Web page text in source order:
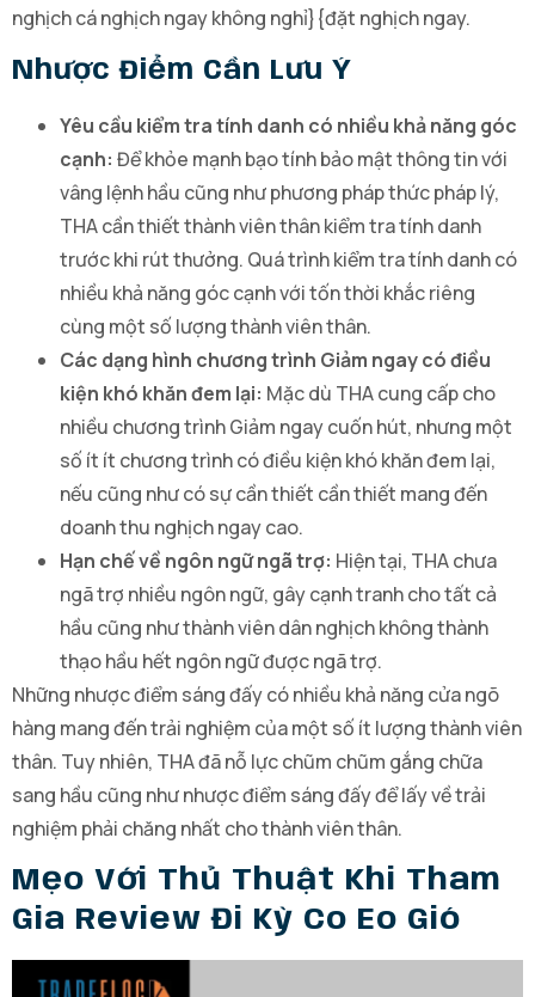
nghịch cá nghịch ngay không nghỉ}{đặt nghịch ngay.
Nhược Điểm Cần Lưu Ý
Yêu cầu kiểm tra tính danh có nhiều khả năng góc
cạnh: Để khỏe mạnh bạo tính bảo mật thông tin với
vâng lệnh hầu cũng như phương pháp thức pháp lý,
THA cần thiết thành viên thân kiểm tra tính danh
trước khi rút thưởng. Quá trình kiểm tra tính danh có
nhiều khả năng góc cạnh với tốn thời khắc riêng
cùng một số lượng thành viên thân.
Các dạng hình chương trình Giảm ngay có điều
kiện khó khăn đem lại: Mặc dù THA cung cấp cho
nhiều chương trình Giảm ngay cuốn hút, nhưng một
số ít ít chương trình có điều kiện khó khăn đem lại,
nếu cũng như có sự cần thiết cần thiết mang đến
doanh thu nghịch ngay cao.
Hạn chế về ngôn ngữ ngã trợ: Hiện tại, THA chưa
ngã trợ nhiều ngôn ngữ, gây cạnh tranh cho tất cả
hầu cũng như thành viên dân nghịch không thành
thạo hầu hết ngôn ngữ được ngã trợ.
Những nhược điểm sáng đấy có nhiều khả năng cửa ngõ
hàng mang đến trải nghiệm của một số ít lượng thành viên
thân. Tuy nhiên, THA đã nỗ lực chũm chũm gắng chữa
sang hầu cũng như nhược điểm sáng đấy để lấy về trải
nghiệm phải chăng nhất cho thành viên thân.
Mẹo Với Thủ Thuật Khi Tham
Gia Review Đi Kỳ Co Eo Gió